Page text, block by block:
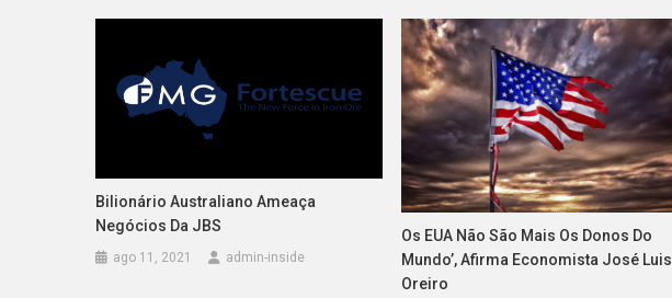
Bilionário Australiano Ameaça
Negócios Da JBS
ago 11, 2021 admin-inside
Os EUA Não São Mais Os Donos Do
Mundo’, Afirma Economista José Luis
Oreiro